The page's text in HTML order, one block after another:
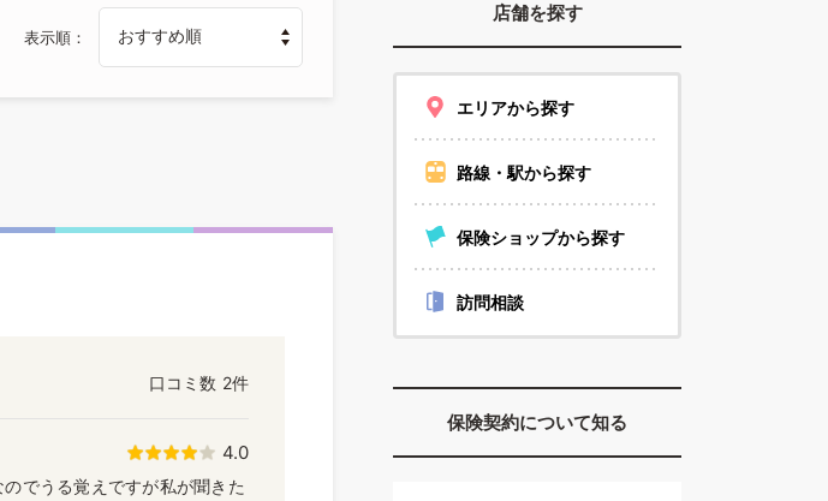
店舗を探す
エリアから探す
路線・駅から探す
保険ショップから探す
訪問相談
保険契約について知る
表示順
口コミ数 2件
4.0
でうる覚えですが私が聞きた